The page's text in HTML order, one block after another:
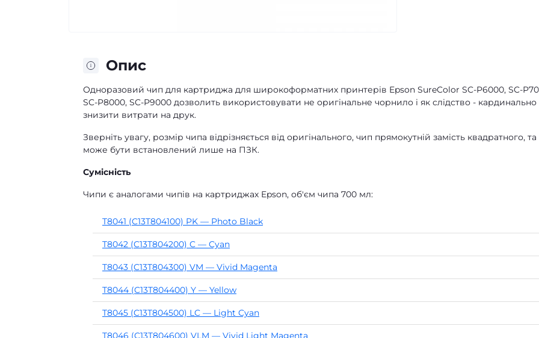
Опис
Одноразовий чип для картриджа для широкоформатних принтерів Epson SureColor SC-P6000, SC-
SC-P8000, SC-P9000 дозволить використовувати не оригінальне чорнило і як слідство - кардинально
знизити витрати на друк.
Зверніть увагу, розмір чипа відрізняється від оригінального, чип прямокутній замість квадратного, та
може бути встановлений лише на ПЗК.
Сумісність
Чипи є аналогами чипів на картриджах Epson, об'єм чипа 700 мл:
T8041 (C13T804100) PK — Photo Black
T8042 (C13T804200) C — Cyan
T8043 (C13T804300) VM — Vivid Magenta
T8044 (C13T804400) Y — Yellow
T8045 (C13T804500) LC — Light Cyan
T8046 (C13T804600) VLM — Vivid Light Magenta